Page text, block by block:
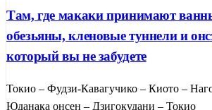
Там, где макаки принимают
обезьяны, кленовые туннели и
который вы не забудете
Токио – Фудзи-Кавагучико – Киото –
Юданака онсен – Дзигокудани – Токио